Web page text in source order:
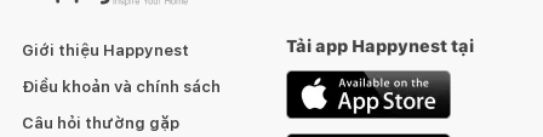
Giới thiệu Happynest
Điều khoản và chính sách
Câu hỏi thường gặp
Tải app Happynest tại